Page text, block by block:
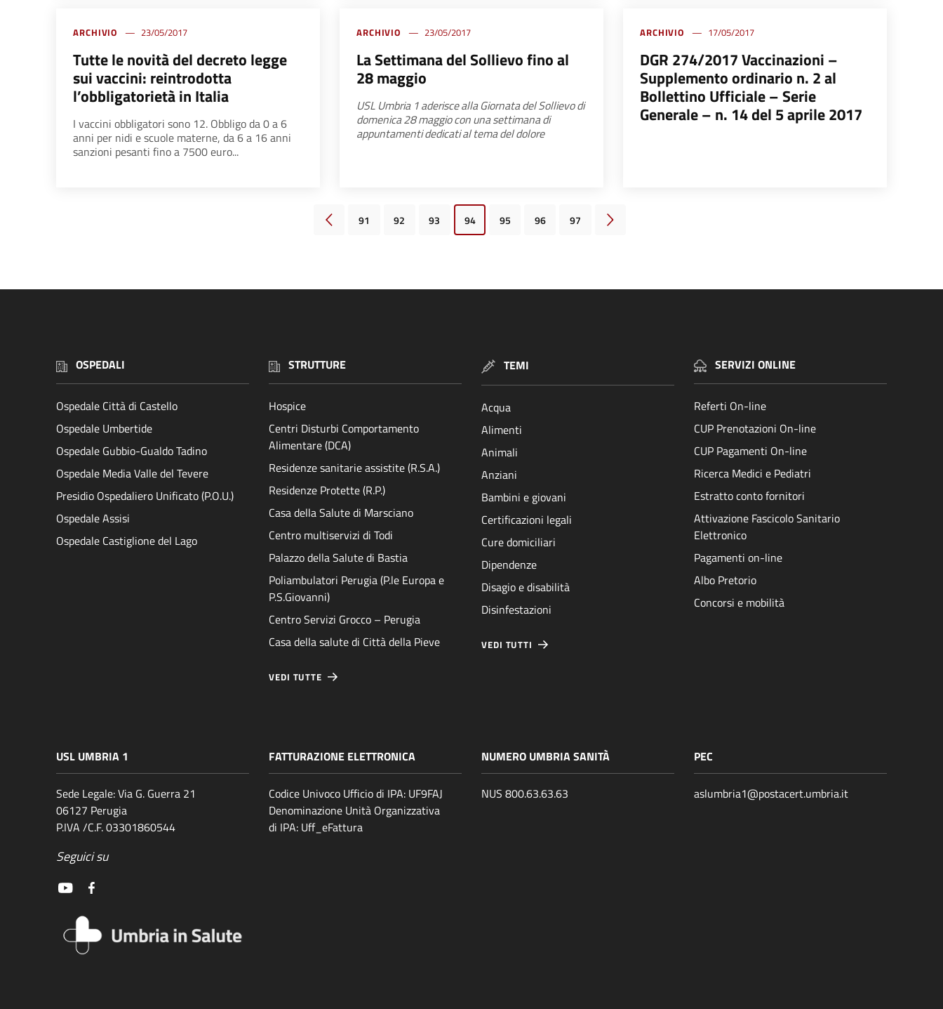
ARCHIVIO 23/05/2017
Tutte le novità del decreto legge
sui vaccini: reintrodotta
l’obbligatorietà in Italia
I vaccini obbligatori sono 12. Obbligo da 0 a 6
anni per nidi e scuole materne, da 6 a 16 anni
sanzioni pesanti fino a 7500 euro...
ARCHIVIO 23/05/2017
La Settimana del Sollievo fino al
28 maggio
USL Umbria 1 aderisce alla Giornata del Sollievo di
domenica 28 maggio con una settimana di
appuntamenti dedicati al tema del dolore
ARCHIVIO 17/05/2017
DGR 274/2017 Vaccinazioni –
Supplemento ordinario n. 2 al
Bollettino Ufficiale – Serie
Generale – n. 14 del 5 aprile 2017
Pagina precedente
91 92 93 94 95 96 97 Pagina successiva
OSPEDALI
Ospedale Città di Castello
Ospedale Umbertide
Ospedale Gubbio-Gualdo Tadino
Ospedale Media Valle del Tevere
Presidio Ospedaliero Unificato (P.O.U.)
Ospedale Assisi
Ospedale Castiglione del Lago
STRUTTURE
Hospice
Centri Disturbi Comportamento
Alimentare (DCA)
Residenze sanitarie assistite (R.S.A.)
Residenze Protette (R.P.)
Casa della Salute di Marsciano
Centro multiservizi di Todi
Palazzo della Salute di Bastia
Poliambulatori Perugia (P.le Europa e
P.S.Giovanni)
Centro Servizi Grocco – Perugia
Casa della salute di Città della Pieve
VEDI TUTTE
TEMI
Acqua
Alimenti
Animali
Anziani
Bambini e giovani
Certificazioni legali
Cure domiciliari
Dipendenze
Disagio e disabilità
Disinfestazioni
VEDI TUTTI
SERVIZI ONLINE
Referti On-line
CUP Prenotazioni On-line
CUP Pagamenti On-line
Ricerca Medici e Pediatri
Estratto conto fornitori
Attivazione Fascicolo Sanitario
Elettronico
Pagamenti on-line
Albo Pretorio
Concorsi e mobilità
USL UMBRIA 1
Sede Legale: Via G. Guerra 21
06127 Perugia
P.IVA /C.F. 03301860544
Seguici su
FATTURAZIONE ELETTRONICA
Codice Univoco Ufficio di IPA: UF9FAJ
Denominazione Unità Organizzativa
di IPA: Uff_eFattura
NUMERO UMBRIA SANITÀ
NUS 800.63.63.63
PEC
aslumbria1@postacert.umbria.it